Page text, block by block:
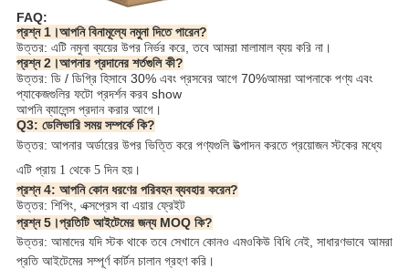
FAQ:
প্রশ্ন 1।আপনি বিনামূল্যে নমুনা দিতে পারেন?
উত্তর: এটি নমুনা ব্যয়ের উপর নির্ভর করে, তবে আমরা মালামাল ব্যয় করি না।
প্রশ্ন 2।আপনার প্রদানের শর্তগুলি কী?
উত্তর: ডি / ডিগ্রি হিসাবে 30% এবং প্রসবের আগে 70%আমরা আপনাকে পণ্য এবং
প্যাকেজগুলির ফটো প্রদর্শন করব show
আপনি ব্যালেন্স প্রদান করার আগে।
Q3: ডেলিভারি সময় সম্পর্কে কি?
উত্তর: আপনার অর্ডারের উপর ভিত্তি করে পণ্যগুলি উত্পাদন করতে প্রয়োজন স্টকের মধ্যে
এটি প্রায় 1 থেকে 5 দিন হয়।
প্রশ্ন 4: আপনি কোন ধরণের পরিবহন ব্যবহার করেন?
উত্তর: শিপিং, এক্সপ্রেস বা এয়ার ফ্রেইট
প্রশ্ন 5।প্রতিটি আইটেমের জন্য MOQ কি?
উত্তর: আমাদের যদি স্টক থাকে তবে সেখানে কোনও এমওকিউ বিধি নেই, সাধারণভাবে আমরা
প্রতি আইটেমের সম্পূর্ণ কার্টন চালান গ্রহণ করি।